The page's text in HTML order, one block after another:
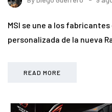
MSI se une a los
personalizada de la nueva
READ MORE